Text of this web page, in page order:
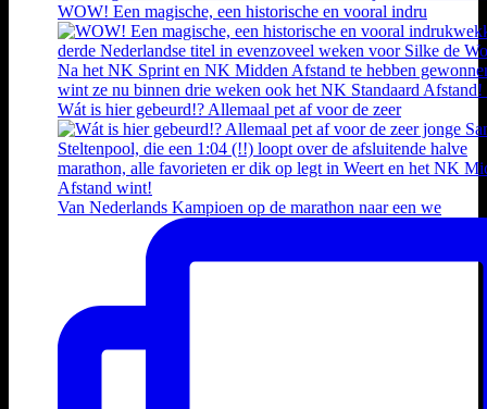
WOW! Een magische, een historische en vooral indru
Wát is hier gebeurd!? Allemaal pet af voor de zeer
Van Nederlands Kampioen op de marathon naar een we